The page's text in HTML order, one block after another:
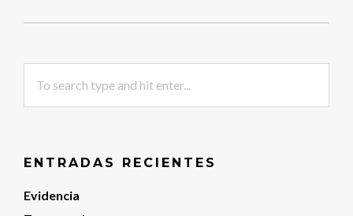
ENTRADAS RECIENTES
Evidencia